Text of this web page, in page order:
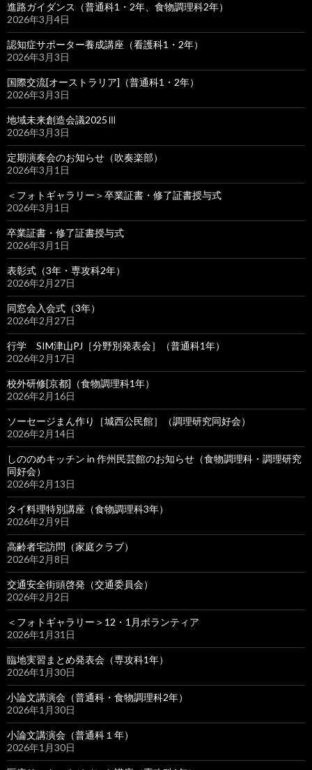
進路ガイダンス（普通科1・2年、食物調理科2年）
2026年3月4日
認知症サポーター養成講座（看護科1・2年）
2026年3月3日
国際交流[オーストラリア]（普通科1・2年）
2026年3月3日
地域未来創造会議2025Ⅲ
2026年3月3日
定期演奏会のお知らせ（吹奏楽部）
2026年3月1日
＜フォトギャラリー＞卒業証書・修了証書授与式
2026年3月1日
卒業証書・修了証書授与式
2026年3月1日
表彰式（3年・専攻科2年）
2026年2月27日
同窓会入会式（3年）
2026年2月27日
行学 SIM津山PJ［分野別発表会］（普通科1年）
2026年2月17日
校外研修[京都]（食物調理科1年）
2026年2月16日
ソーセージまん作り［城西公民館］（調理研究同好会）
2026年2月14日
しののめキッチン in 作州民芸館のお知らせ（食物調理科・調理研究
同好会）
2026年2月13日
タイ料理特別講座（食物調理科3年）
2026年2月9日
高齢者宅訪問（家庭クラブ）
2026年2月8日
交通安全街頭啓発（交通委員会）
2026年2月2日
＜フォトギャラリー＞12・1月ボランティア
2026年1月31日
臨地実習まとめ発表会（専攻科1年）
2026年1月30日
小論文講演会（普通科・食物調理科2年）
2026年1月30日
小論文講演会（普通科１年）
2026年1月30日